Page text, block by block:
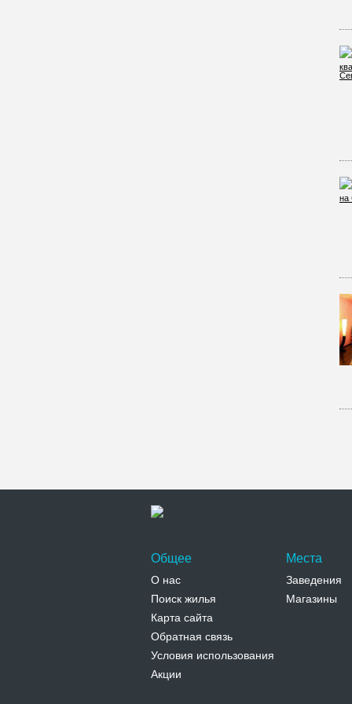
Общее
О нас
Поиск жилья
Карта сайта
Обратная связь
Условия использования
Акции
Места
Заведения
Магазины